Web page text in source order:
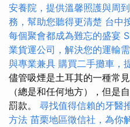
安養院，提供溫馨照護與周
務，幫助您聽得更清楚 台中
每個聚會都成為難忘的盛宴
業貨運公司，解決您的運輸
與專業兼具 購買二手攤車，
儘管吸煙是土耳其的一種常
（總是和任何地方），但是
罰款。 尋找值得信賴的牙醫
方法 苗栗地區徵信社，為你